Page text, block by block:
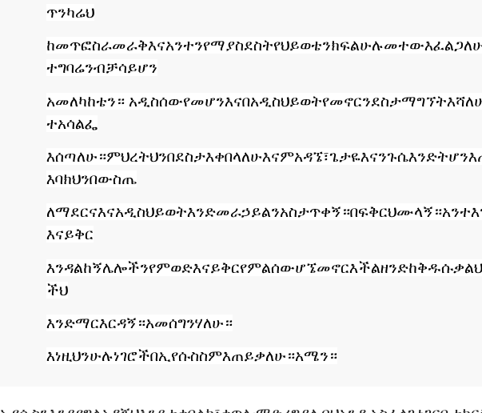
ጥንካሬህ
ከመጥፎስራመራቅእናአንተንየማያስደስትየህይወቴንክፍልሁሉመተው
ተግባሬንብቻሳይሆን
አመለካከቴን። አዲስሰውየመሆንእናበአዲስህይወትየመኖርንደስታማግኘት
ተአሳልፌ
እሰጣለሁ።ምህረትህንበደስታእቀበላለሁእናምአዳኜ፣ጌታዬእናንጉሴእንድትሆን
እባክህንበውስጤ
ለማደርናእናአዲስህይወትእንድመራኃይልንአስታጥቀኝ።በፍቅርህሙላኝ።አንተ
እናይቅር
እንዳልከኝሌሎችንየምወድእናይቅርየምልሰውሆኜመኖርእችልዘንድከቅዱሱቃልህ
ችህ
እንድማርእርዳኝ።አመሰግንሃለሁ።
እነዚህንሁሉነገሮችበኢየሱስስምእጠይቃለሁ።አሜን።